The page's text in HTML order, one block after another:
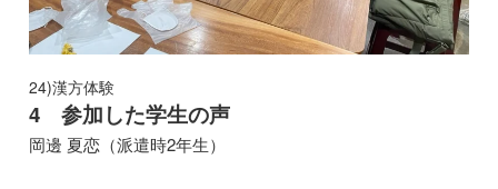
24)漢方体験
4 参加した学生の声
岡邊 夏恋（派遣時2年生）